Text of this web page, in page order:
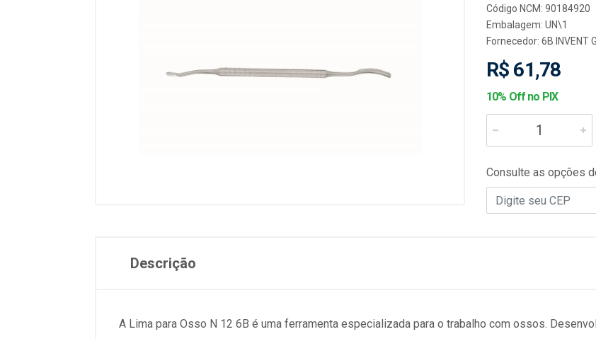
Código NCM: 90184920
Embalagem: UN\1
Fornecedor: 6B INVENT
R$ 61,78
10% Off no PIX
Consulte as opções
Descrição
A Lima para Osso N 12 6B é uma ferramenta especializada para o trabalho com ossos.